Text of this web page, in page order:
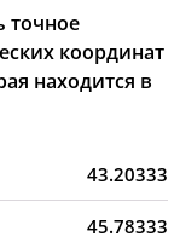
точное
координат
находится в
43.20333
45.78333